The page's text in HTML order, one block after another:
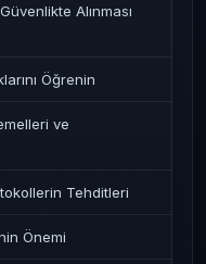
Alınması
Öğrenin
ve
Tehditleri
Önemi